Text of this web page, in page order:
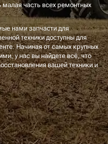
часть всех ремонтных
нами запчасти для
техники доступны для
Начиная от самых крупных
у нас вы найдете всё, что
вашей техники и